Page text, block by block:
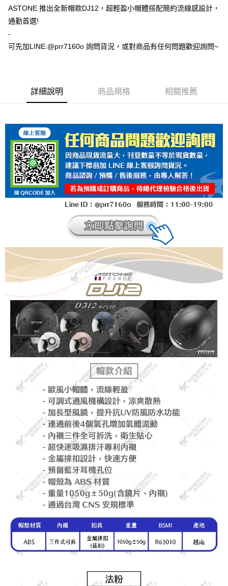
ASTONE 推出全新帽款DJ12，超輕盈小帽體搭配簡約流線感設計，
通勤首選!
-
可先加LINE:@prr7160o 詢問貨況，或對商品有任何問題歡迎詢問~
詳細說明 商品規格 相關推薦